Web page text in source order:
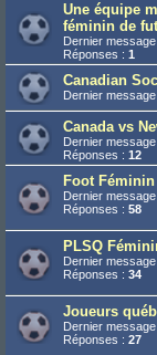
Une équipe
féminin de
Dernier
Réponses : 1
Canadian
Dernier
Canada vs
Dernier
Réponses : 12
Foot Féminin
Dernier
Réponses : 58
PLSQ
Dernier
Réponses : 34
Joueurs
Dernier
Réponses : 27